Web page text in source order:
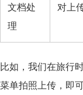
文档处
理
对上
比如，我们在旅行
菜单拍照上传，即